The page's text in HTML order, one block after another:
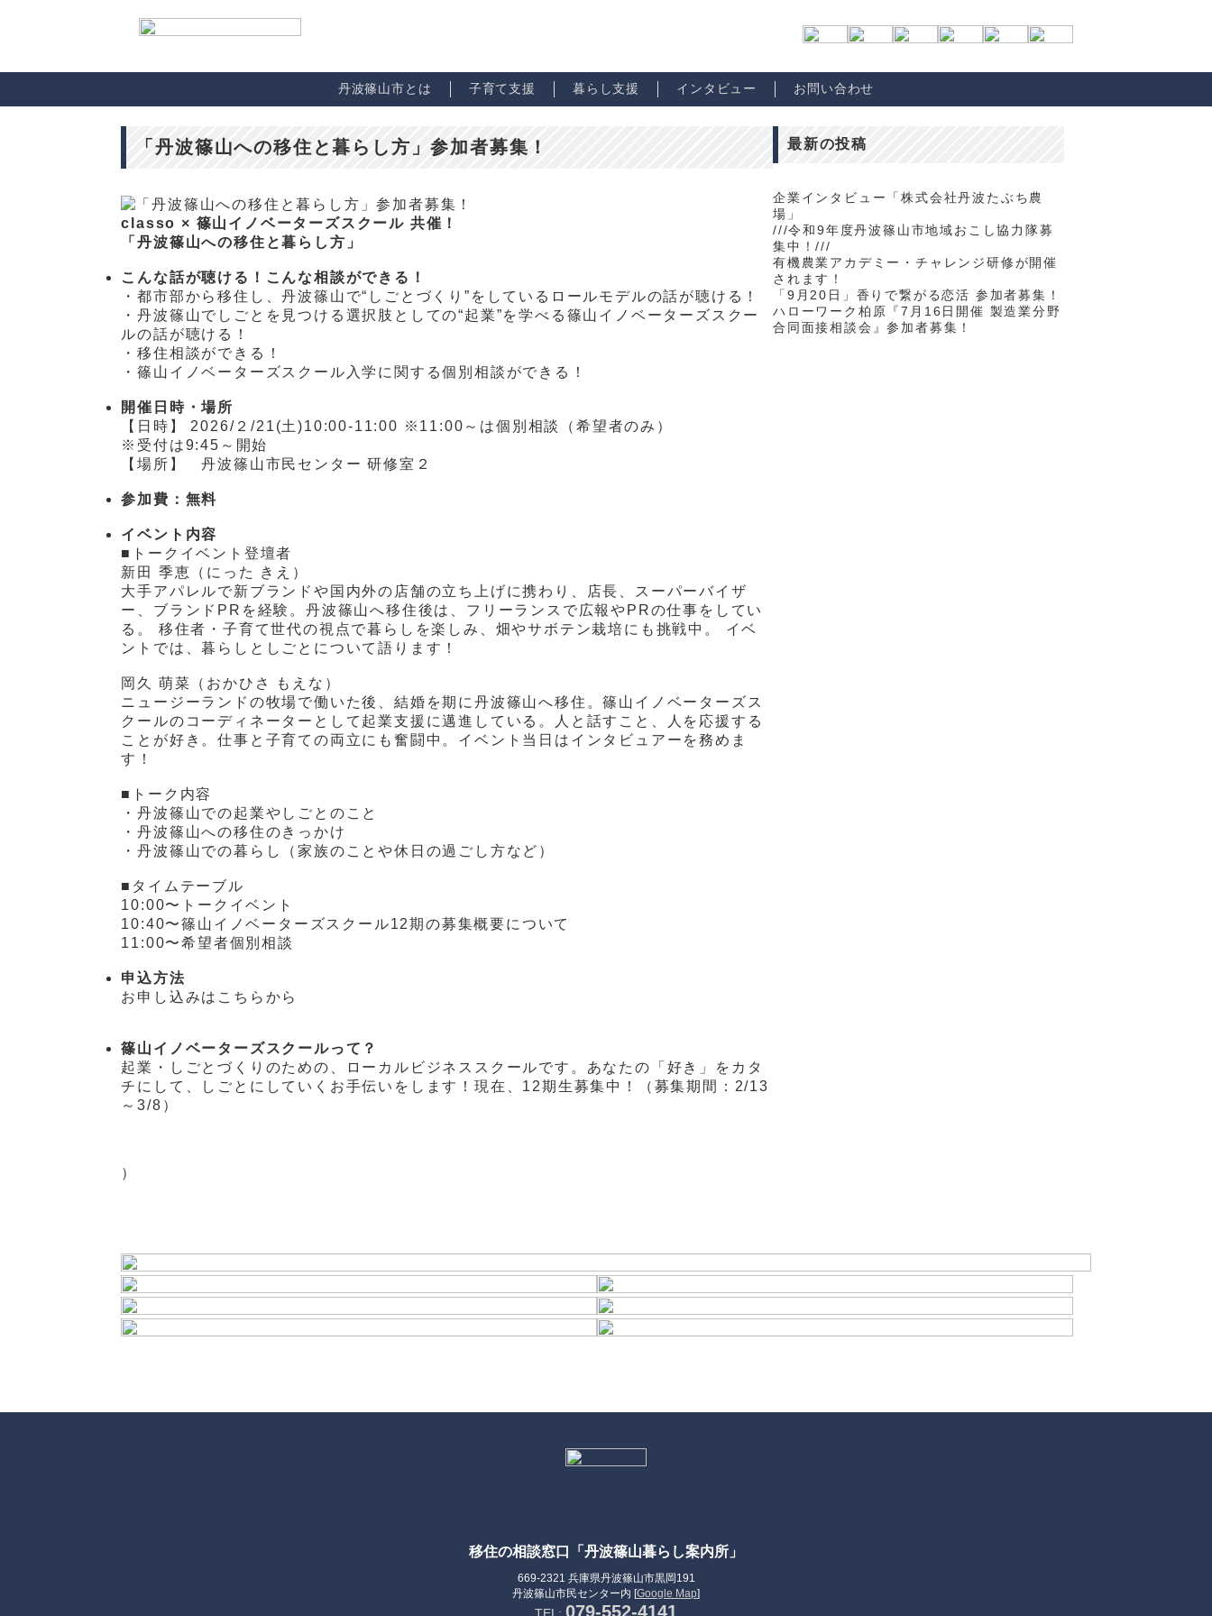
丹波篠山市とは 子育て支援 暮らし支援 インタビュー お問い合わせ
「丹波篠山への移住と暮らし方」参加者募集！
classo × 篠山イノベーターズスクール 共催！
「丹波篠山への移住と暮らし方」
こんな話が聴ける！こんな相談ができる！
・都市部から移住し、丹波篠山で“しごとづくり”をしているロールモデルの話が聴ける！
・丹波篠山でしごとを見つける選択肢としての“起業”を学べる篠山イノベーターズスクー
ルの話が聴ける！
・移住相談ができる！
・篠山イノベーターズスクール入学に関する個別相談ができる！
開催日時・場所
【日時】 2026/２/21(土)10:00-11:00 ※11:00～は個別相談（希望者のみ）
※受付は9:45～開始
【場所】 丹波篠山市民センター 研修室２
参加費：無料
イベント内容
■トークイベント登壇者
新田 季恵（にった きえ）
大手アパレルで新ブランドや国内外の店舗の立ち上げに携わり、店長、スーパーバイザ
ー、ブランドPRを経験。丹波篠山へ移住後は、フリーランスで広報やPRの仕事をしてい
る。 移住者・子育て世代の視点で暮らしを楽しみ、畑やサボテン栽培にも挑戦中。 イベ
ントでは、暮らしとしごとについて語ります！
岡久 萌菜（おかひさ もえな）
ニュージーランドの牧場で働いた後、結婚を期に丹波篠山へ移住。篠山イノベーターズス
クールのコーディネーターとして起業支援に邁進している。人と話すこと、人を応援する
ことが好き。仕事と子育ての両立にも奮闘中。イベント当日はインタビュアーを務めま
す！
■トーク内容
・丹波篠山での起業やしごとのこと
・丹波篠山への移住のきっかけ
・丹波篠山での暮らし（家族のことや休日の過ごし方など）
■タイムテーブル
10:00〜トークイベント
10:40〜篠山イノベーターズスクール12期の募集概要について
11:00〜希望者個別相談
申込方法
お申し込みはこちらから
篠山イノベーターズスクールって？
起業・しごとづくりのための、ローカルビジネススクールです。あなたの「好き」をカタ
チにして、しごとにしていくお手伝いをします！現在、12期生募集中！（募集期間：2/13
～3/8）
）
最新の投稿
企業インタビュー「株式会社丹波たぶち農
場」
///令和9年度丹波篠山市地域おこし協力隊募
集中！///
有機農業アカデミー・チャレンジ研修が開催
されます！
「9月20日」香りで繋がる恋活 参加者募集！
ハローワーク柏原『7月16日開催 製造業分野
合同面接相談会』参加者募集！
移住の相談窓口「丹波篠山暮らし案内所」
669-2321 兵庫県丹波篠山市黒岡191
丹波篠山市民センター内 [Google Map]
079-552-4141